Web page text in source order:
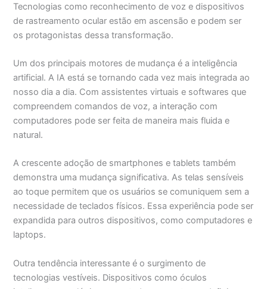
Tecnologias como reconhecimento de voz e dispositivos
de rastreamento ocular estão em ascensão e podem ser
os protagonistas dessa transformação.
Um dos principais motores de mudança é a inteligência
artificial. A IA está se tornando cada vez mais integrada ao
nosso dia a dia. Com assistentes virtuais e softwares que
compreendem comandos de voz, a interação com
computadores pode ser feita de maneira mais fluida e
natural.
A crescente adoção de smartphones e tablets também
demonstra uma mudança significativa. As telas sensíveis
ao toque permitem que os usuários se comuniquem sem a
necessidade de teclados físicos. Essa experiência pode ser
expandida para outros dispositivos, como computadores e
laptops.
Outra tendência interessante é o surgimento de
tecnologias vestíveis. Dispositivos como óculos